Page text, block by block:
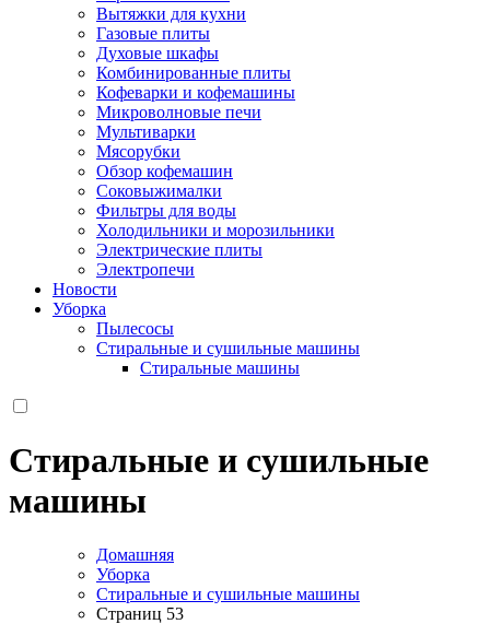
Вытяжки для кухни
Газовые плиты
Духовые шкафы
Комбинированные плиты
Кофеварки и кофемашины
Микроволновые печи
Мультиварки
Мясорубки
Обзор кофемашин
Соковыжималки
Фильтры для воды
Холодильники и морозильники
Электрические плиты
Электропечи
Новости
Уборка
Пылесосы
Стиральные и сушильные машины
Стиральные машины
Стиральные и сушильные
машины
Домашняя
Уборка
Стиральные и сушильные машины
Страниц 53